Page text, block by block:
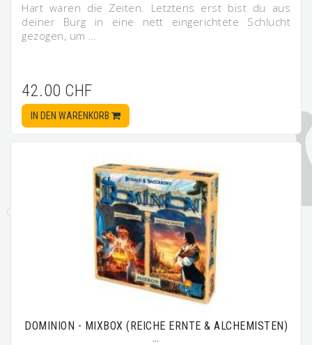
Hart waren die Zeiten. Letztens erst bist du aus
deiner Burg in eine nett eingerichtete Schlucht
gezogen, um …
42.00 CHF
IN DEN WARENKORB
DOMINION - MIXBOX (REICHE ERNTE & ALCHEMISTEN)
…